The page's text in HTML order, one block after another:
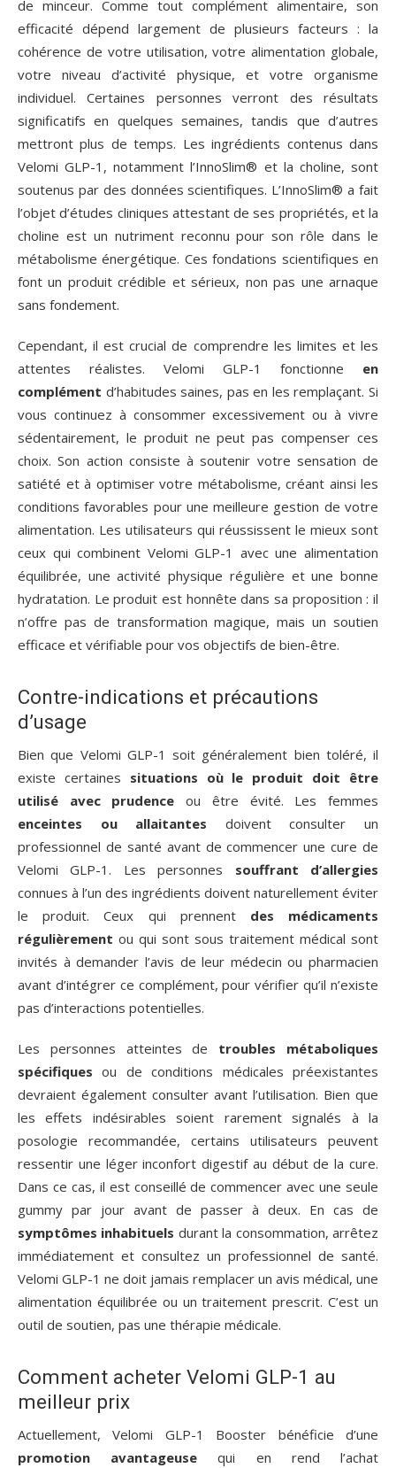
de minceur. Comme tout complément alimentaire, son
efficacité dépend largement de plusieurs facteurs : la
cohérence de votre utilisation, votre alimentation globale,
votre niveau d’activité physique, et votre organisme
individuel. Certaines personnes verront des résultats
significatifs en quelques semaines, tandis que d’autres
mettront plus de temps. Les ingrédients contenus dans
Velomi GLP-1, notamment l’InnoSlim® et la choline, sont
soutenus par des données scientifiques. L’InnoSlim® a fait
l’objet d’études cliniques attestant de ses propriétés, et la
choline est un nutriment reconnu pour son rôle dans le
métabolisme énergétique. Ces fondations scientifiques en
font un produit crédible et sérieux, non pas une arnaque
sans fondement.
Cependant, il est crucial de comprendre les limites et les
attentes réalistes. Velomi GLP-1 fonctionne en
complément d’habitudes saines, pas en les remplaçant. Si
vous continuez à consommer excessivement ou à vivre
sédentairement, le produit ne peut pas compenser ces
choix. Son action consiste à soutenir votre sensation de
satiété et à optimiser votre métabolisme, créant ainsi les
conditions favorables pour une meilleure gestion de votre
alimentation. Les utilisateurs qui réussissent le mieux sont
ceux qui combinent Velomi GLP-1 avec une alimentation
équilibrée, une activité physique régulière et une bonne
hydratation. Le produit est honnête dans sa proposition : il
n’offre pas de transformation magique, mais un soutien
efficace et vérifiable pour vos objectifs de bien-être.
Contre-indications et précautions
d’usage
Bien que Velomi GLP-1 soit généralement bien toléré, il
existe certaines situations où le produit doit être
utilisé avec prudence ou être évité. Les femmes
enceintes ou allaitantes doivent consulter un
professionnel de santé avant de commencer une cure de
Velomi GLP-1. Les personnes souffrant d’allergies
connues à l’un des ingrédients doivent naturellement éviter
le produit. Ceux qui prennent des médicaments
régulièrement ou qui sont sous traitement médical sont
invités à demander l’avis de leur médecin ou pharmacien
avant d’intégrer ce complément, pour vérifier qu’il n’existe
pas d’interactions potentielles.
Les personnes atteintes de troubles métaboliques
spécifiques ou de conditions médicales préexistantes
devraient également consulter avant l’utilisation. Bien que
les effets indésirables soient rarement signalés à la
posologie recommandée, certains utilisateurs peuvent
ressentir une léger inconfort digestif au début de la cure.
Dans ce cas, il est conseillé de commencer avec une seule
gummy par jour avant de passer à deux. En cas de
symptômes inhabituels durant la consommation, arrêtez
immédiatement et consultez un professionnel de santé.
Velomi GLP-1 ne doit jamais remplacer un avis médical, une
alimentation équilibrée ou un traitement prescrit. C’est un
outil de soutien, pas une thérapie médicale.
Comment acheter Velomi GLP-1 au
meilleur prix
Actuellement, Velomi GLP-1 Booster bénéficie d’une
promotion avantageuse qui en rend l’achat